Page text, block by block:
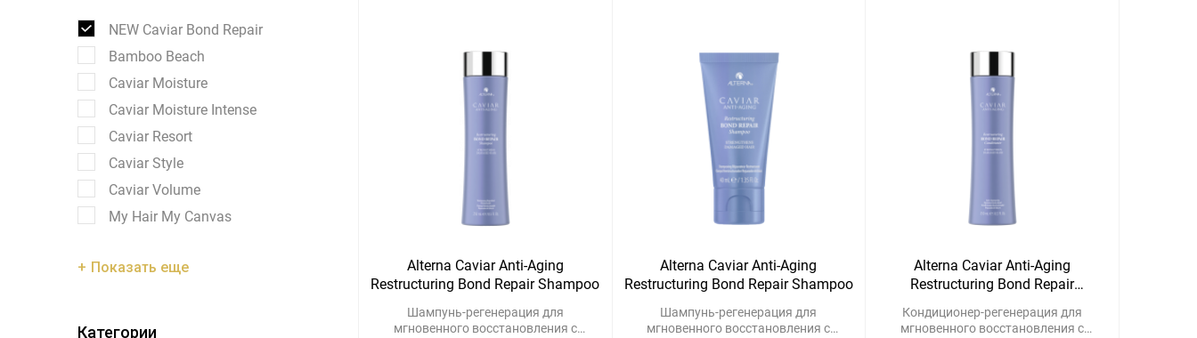
NEW Caviar Bond Repair
Bamboo Beach
Caviar Moisture
Caviar Moisture Intense
Caviar Resort
Caviar Style
Caviar Volume
My Hair My Canvas
Показать еще
Категории
Alterna Caviar Anti-Aging
Restructuring Bond Repair Shampoo
Шампунь-регенерация для
мгновенного восстановления с
Alterna Caviar Anti-Aging
Restructuring Bond Repair Shampoo
Шампунь-регенерация для
мгновенного восстановления с
Alterna Caviar Anti-Aging
Restructuring Bond Repair
Кондиционер-регенерация для
мгновенного восстановления с